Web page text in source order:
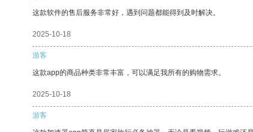
这款软件的售后服务非常好，遇到问题都能得到及时解决。
2025-10-18
游客
这款app的商品种类非常丰富，可以满足我所有的购物需求。
2025-10-18
游客